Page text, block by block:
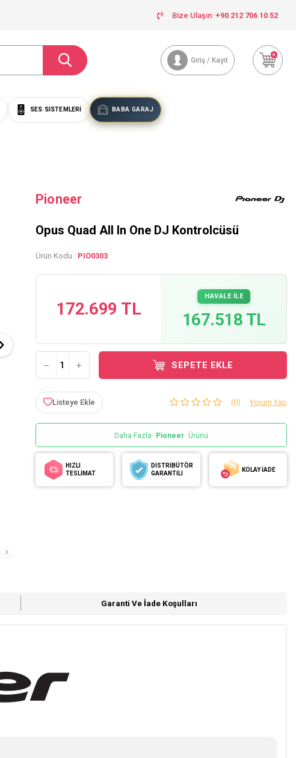
Bize Ulaşın: +90 212 706 10 52
Giriş / Kayıt
0
SES SISTEMLERI BABA GARAJ
Pioneer
Opus Quad All In One DJ Kontrolcüsü
Ürün Kodu : PIO0303
172.699 TL
HAVALE İLE
167.518 TL
SEPETE EKLE
Listeye Ekle (0) Yorum Yap
Daha Fazla Pioneer Ürünü
HIZLI
TESLİMAT
DİSTRİBÜTÖR
GARANTİLİ
KOLAY İADE
Garanti Ve İade Koşulları